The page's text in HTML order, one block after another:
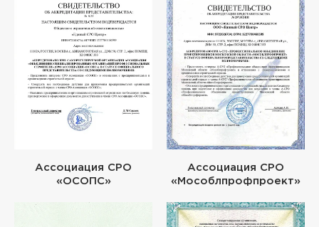
Ассоциация СРО
«ОСОПС»
Ассоциация СРО
«Мособлпрофпроект»